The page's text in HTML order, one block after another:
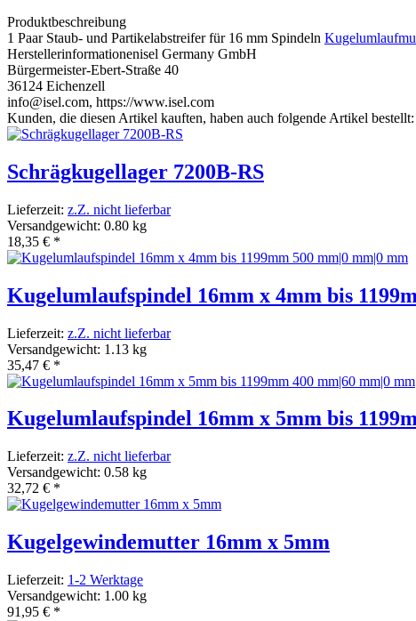
Produktbeschreibung
1 Paar Staub- und Partikelabstreifer für 16 mm Spindeln
Herstellerinformationenisel Germany GmbH
Bürgermeister-Ebert-Straße 40
36124 Eichenzell
info@isel.com, https://www.isel.com
Kunden, die diesen Artikel kauften, haben auch folgende Artikel bestellt:
Schrägkugellager 7200B-RS
Lieferzeit: z.Z. nicht lieferbar
Versandgewicht: 0.80 kg
18,35 € *
Kugelumlaufspindel 16mm x 4mm bis
Lieferzeit: z.Z. nicht lieferbar
Versandgewicht: 1.13 kg
35,47 € *
Kugelumlaufspindel 16mm x 5mm bis
Lieferzeit: z.Z. nicht lieferbar
Versandgewicht: 0.58 kg
32,72 € *
Kugelgewindemutter 16mm x 5mm
Lieferzeit: 1-2 Werktage
Versandgewicht: 1.00 kg
91,95 € *